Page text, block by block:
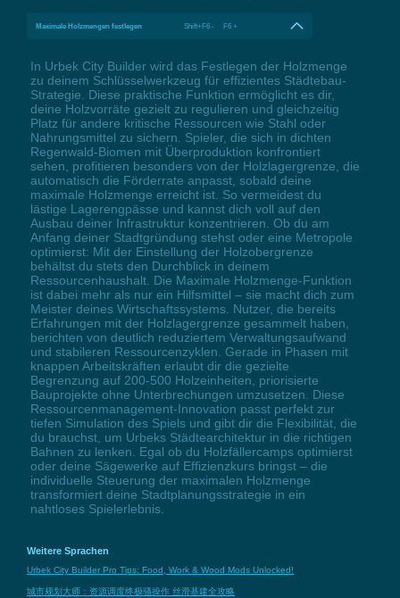
Maximale Holzmengen festlegen Shift+F6 - F6 +
In Urbek City Builder wird das Festlegen der Holzmenge
zu deinem Schlüsselwerkzeug für effizientes Städtebau-
Strategie. Diese praktische Funktion ermöglicht es dir,
deine Holzvorräte gezielt zu regulieren und gleichzeitig
Platz für andere kritische Ressourcen wie Stahl oder
Nahrungsmittel zu sichern. Spieler, die sich in dichten
Regenwald-Biomen mit Überproduktion konfrontiert
sehen, profitieren besonders von der Holzlagergrenze, die
automatisch die Förderrate anpasst, sobald deine
maximale Holzmenge erreicht ist. So vermeidest du
lästige Lagerengpässe und kannst dich voll auf den
Ausbau deiner Infrastruktur konzentrieren. Ob du am
Anfang deiner Stadtgründung stehst oder eine Metropole
optimierst: Mit der Einstellung der Holzobergrenze
behältst du stets den Durchblick in deinem
Ressourcenhaushalt. Die Maximale Holzmenge-Funktion
ist dabei mehr als nur ein Hilfsmittel – sie macht dich zum
Meister deines Wirtschaftssystems. Nutzer, die bereits
Erfahrungen mit der Holzlagergrenze gesammelt haben,
berichten von deutlich reduziertem Verwaltungsaufwand
und stabileren Ressourcenzyklen. Gerade in Phasen mit
knappen Arbeitskräften erlaubt dir die gezielte
Begrenzung auf 200-500 Holzeinheiten, priorisierte
Bauprojekte ohne Unterbrechungen umzusetzen. Diese
Ressourcenmanagement-Innovation passt perfekt zur
tiefen Simulation des Spiels und gibt dir die Flexibilität, die
du brauchst, um Urbeks Städtearchitektur in die richtigen
Bahnen zu lenken. Egal ob du Holzfällercamps optimierst
oder deine Sägewerke auf Effizienzkurs bringst – die
individuelle Steuerung der maximalen Holzmenge
transformiert deine Stadtplanungsstrategie in ein
nahtloses Spielerlebnis.
Weitere Sprachen
Urbek City Builder Pro Tips: Food, Work & Wood Mods Unlocked!
城市规划大师：资源调度终极骚操作 丝滑基建全攻略